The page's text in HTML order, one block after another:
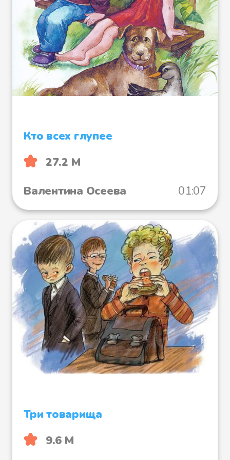
костяная нога живёт.
Рассказал ей всё Шелкопряд:
— Идти туда надо не за солнцем,
По крапивке да по колючкам,
По овражкам да по болотцу
Там и птицы гнёзд не вьют,
Одни жабы да змеи живут,
Да стоит избушка на курьих
ножках,
Сама Баба-Яга сидит у окошка,
Горе тому, кто туда пойдёт.
Кто всех глупее
27.2 М
Валентина Осеева
01:07
Три товарища
9.6 М